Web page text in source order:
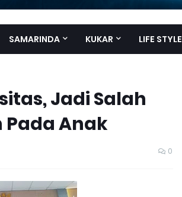
SAMARINDA KUKAR LIFE STYLE
Jadi Salah
Pada Anak
0